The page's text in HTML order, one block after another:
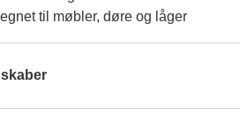
til møbler, døre og låger